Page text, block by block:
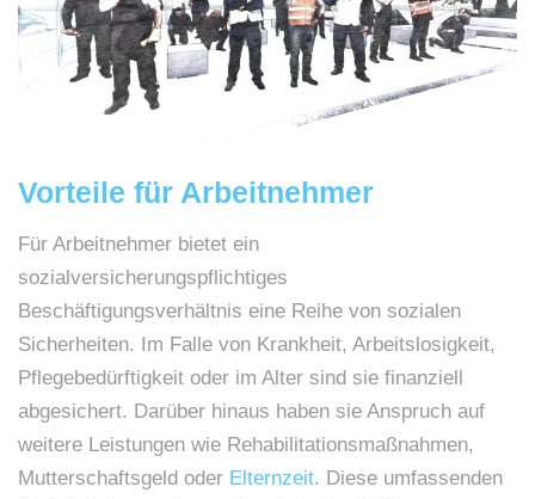
Vorteile für Arbeitnehmer
Für Arbeitnehmer bietet ein
sozialversicherungspflichtiges
Beschäftigungsverhältnis eine Reihe von sozialen
Sicherheiten. Im Falle von Krankheit, Arbeitslosigkeit,
Pflegebedürftigkeit oder im Alter sind sie finanziell
abgesichert. Darüber hinaus haben sie Anspruch auf
weitere Leistungen wie Rehabilitationsmaßnahmen,
Mutterschaftsgeld oder Elternzeit. Diese umfassenden